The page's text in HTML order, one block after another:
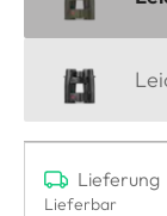
Lieferung
Lieferbar